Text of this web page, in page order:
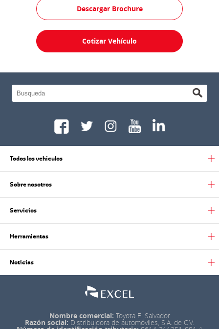
Descargar Brochure
Cotizar Vehículo
Todos los vehiculos
Sobre nosotros
Servicios
Herramientas
Noticias
Nombre comercial: Toyota El Salvador
Razón social: Distribuidora de automóviles, S.A. de C.V.